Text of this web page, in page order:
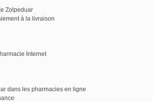
Zolpeduar
à la livraison
Internet
dans les pharmacies en ligne